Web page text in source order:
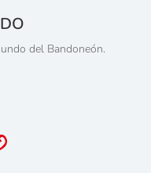
del Bandoneón.